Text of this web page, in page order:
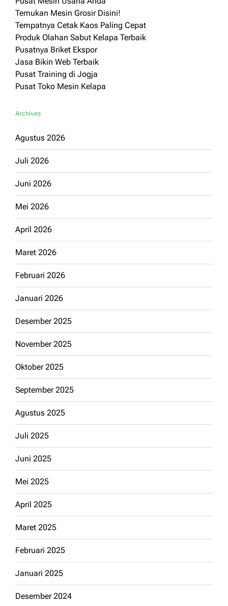
Temukan Mesin Grosir Disini!
Tempatnya Cetak Kaos Paling Cepat
Produk Olahan Sabut Kelapa Terbaik
Pusatnya Briket Ekspor
Jasa Bikin Web Terbaik
Pusat Training di Jogja
Pusat Toko Mesin Kelapa
Archives
Agustus 2026
Juli 2026
Juni 2026
Mei 2026
April 2026
Maret 2026
Februari 2026
Januari 2026
Desember 2025
November 2025
Oktober 2025
September 2025
Agustus 2025
Juli 2025
Juni 2025
Mei 2025
April 2025
Maret 2025
Februari 2025
Januari 2025
Desember 2024